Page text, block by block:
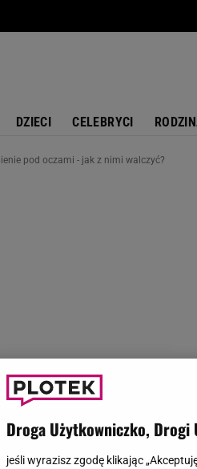
DZIECI CELEBRYCI
pod oczami - jak z nimi walczyć?
Droga Użytkowniczko, Drogi
jeśli wyrazisz zgodę klikając